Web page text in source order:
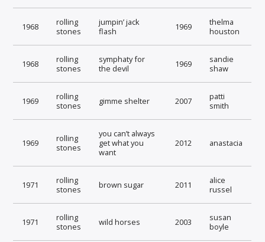
1968
rolling
stones
jumpin’ jack
flash
1969
thelma
houston
1968
rolling
stones
symphaty for
the devil
1969
sandie
shaw
1969
rolling
stones
gimme shelter 2007
patti
smith
1969
rolling
stones
you can’t always
get what you
want
2012 anastacia
1971
rolling
stones
brown sugar 2011
alice
russel
1971
rolling
stones
wild horses 2003
susan
boyle